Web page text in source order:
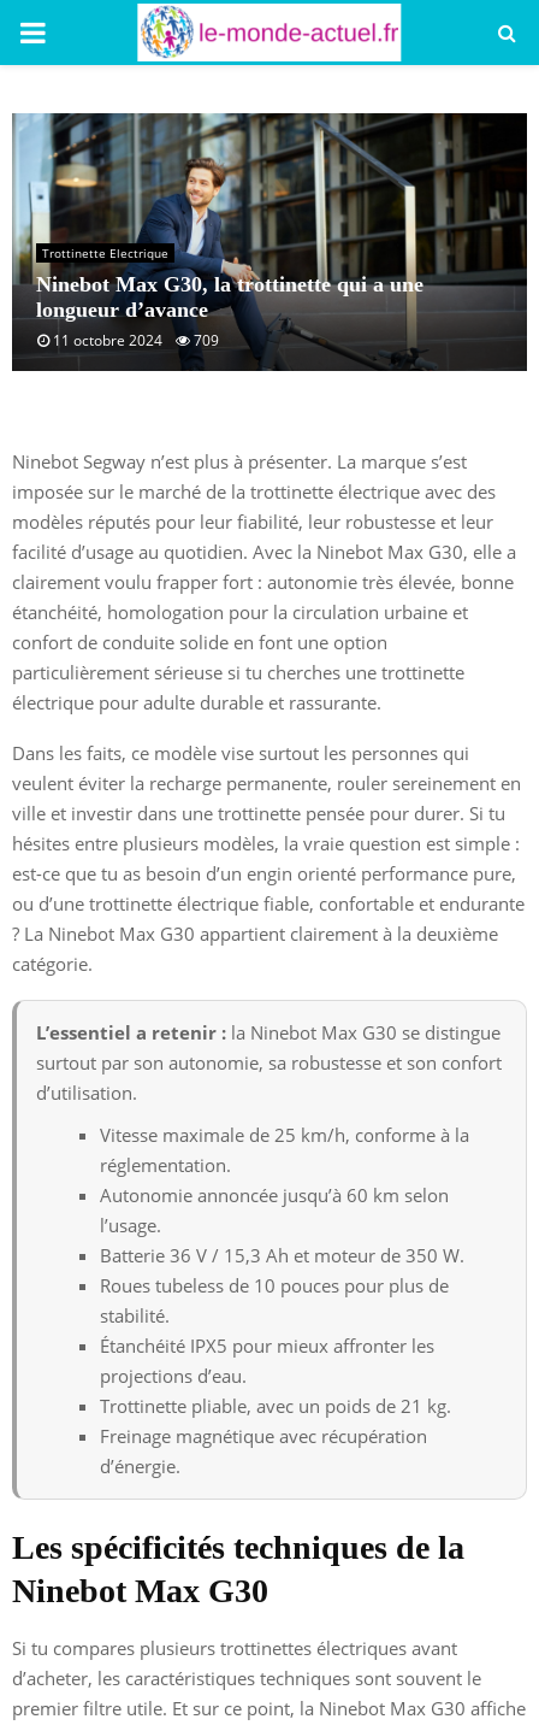
PRIMARY
Trottinette Electrique
Ninebot Max G30, la trottinette qui a une
longueur d’avance
11 octobre 2024 709
Ninebot Segway n’est plus à présenter. La marque s’est
imposée sur le marché de la trottinette électrique avec des
modèles réputés pour leur fiabilité, leur robustesse et leur
facilité d’usage au quotidien. Avec la Ninebot Max G30, elle a
clairement voulu frapper fort : autonomie très élevée, bonne
étanchéité, homologation pour la circulation urbaine et
confort de conduite solide en font une option
particulièrement sérieuse si tu cherches une trottinette
électrique pour adulte durable et rassurante.
Dans les faits, ce modèle vise surtout les personnes qui
veulent éviter la recharge permanente, rouler sereinement en
ville et investir dans une trottinette pensée pour durer. Si tu
hésites entre plusieurs modèles, la vraie question est simple :
est-ce que tu as besoin d’un engin orienté performance pure,
ou d’une trottinette électrique fiable, confortable et endurante
? La Ninebot Max G30 appartient clairement à la deuxième
catégorie.
L’essentiel a retenir : la Ninebot Max G30 se distingue
surtout par son autonomie, sa robustesse et son confort
d’utilisation.
Vitesse maximale de 25 km/h, conforme à la
réglementation.
Autonomie annoncée jusqu’à 60 km selon
l’usage.
Batterie 36 V / 15,3 Ah et moteur de 350 W.
Roues tubeless de 10 pouces pour plus de
stabilité.
Étanchéité IPX5 pour mieux affronter les
projections d’eau.
Trottinette pliable, avec un poids de 21 kg.
Freinage magnétique avec récupération
d’énergie.
Les spécificités techniques de la
Ninebot Max G30
Si tu compares plusieurs trottinettes électriques avant
d’acheter, les caractéristiques techniques sont souvent le
premier filtre utile. Et sur ce point, la Ninebot Max G30 affiche